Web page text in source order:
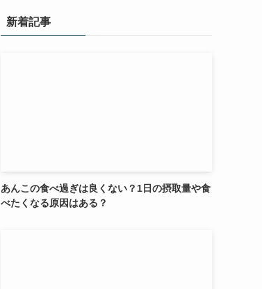
新着記事
あんこの食べ過ぎは良くない？1日の摂取量や食
べたくなる原因はある？